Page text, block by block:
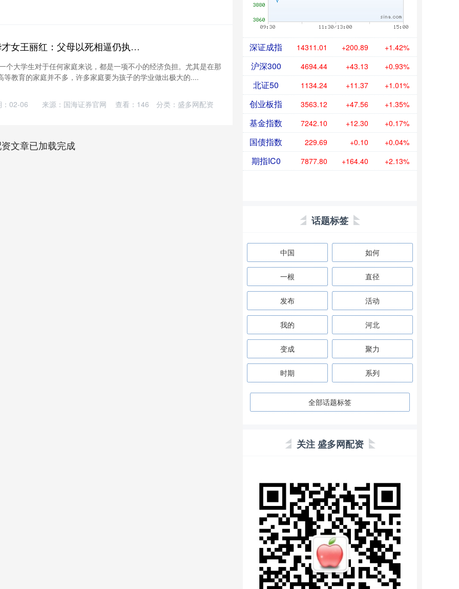
牛人股票配资 清华才女王丽红：父母以死相逼仍执意远嫁非洲，26年后她过得怎样_苏玛_中国_家庭
个大学生对于任何家庭来说，都是一项不小的经济负担。尤其是在那
等教育的家庭并不多，许多家庭要为孩子的学业做出极大的....
：02-06 来源：国海证券官网 查看： 146 分类： 盛多网配资
文章已加载完成
深证成指 14311.01 +200.89 +1.42%
沪深300 4694.44 +43.13 +0.93%
北证50 1134.24 +11.37 +1.01%
创业板指 3563.12 +47.56 +1.35%
基金指数 7242.10 +12.30 +0.17%
国债指数 229.69 +0.10 +0.04%
期指IC0 7877.80 +164.40 +2.13%
话题标签
中国 如何
一根 直径
发布 活动
我的 河北
变成 聚力
时期 系列
全部话题标签
关注 盛多网配资